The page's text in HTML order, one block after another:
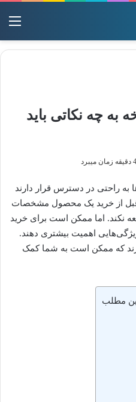
به چه نکاتی باید
به راحتی در دسترس قرار دارند
قبل از خرید یک محصول مشخصات
نکند. اما ممکن است برای خرید
اهمیت بیشتری دهند.
که ممکن است به شما کمک
مطلب